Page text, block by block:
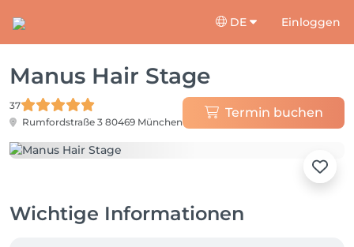
DE Einloggen
Manus Hair Stage
37
Rumfordstraße 3 80469 München
Termin buchen
Wichtige Informationen